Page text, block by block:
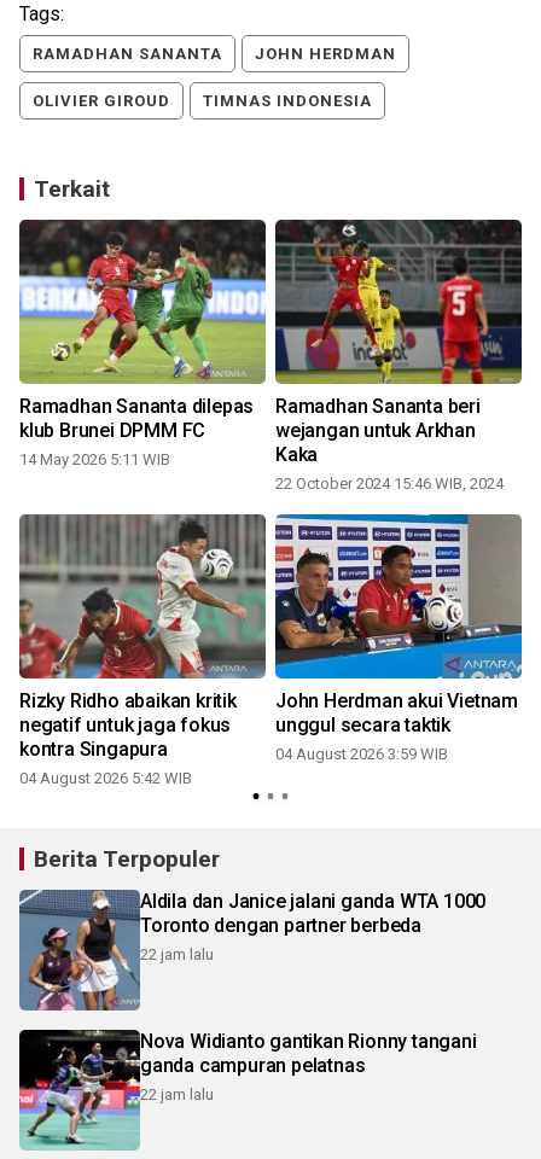
Tags:
RAMADHAN SANANTA JOHN HERDMAN
OLIVIER GIROUD TIMNAS INDONESIA
Terkait
Ramadhan Sananta dilepas
klub Brunei DPMM FC
14 May 2026 5:11 WIB
Ramadhan Sananta beri
wejangan untuk Arkhan
Kaka
22 October 2024 15:46 WIB, 2024
Rizky Ridho abaikan kritik
negatif untuk jaga fokus
kontra Singapura
04 August 2026 5:42 WIB
John Herdman akui Vietnam
unggul secara taktik
04 August 2026 3:59 WIB
Berita Terpopuler
Aldila dan Janice jalani ganda WTA 1000
Toronto dengan partner berbeda
22 jam lalu
Nova Widianto gantikan Rionny tangani
ganda campuran pelatnas
22 jam lalu